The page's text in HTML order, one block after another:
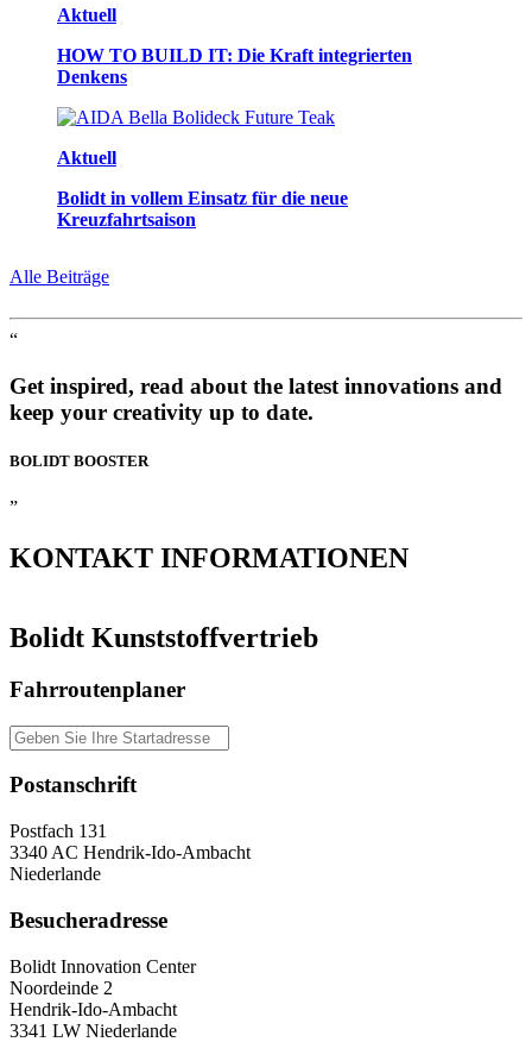
Aktuell
HOW TO BUILD IT: Die Kraft integrierten
Denkens
Aktuell
Bolidt in vollem Einsatz für die neue
Kreuzfahrtsaison
Alle Beiträge
“
Get inspired, read about the latest innovations and
keep your creativity up to date.
BOLIDT BOOSTER
”
KONTAKT INFORMATIONEN
Bolidt Kunststoffvertrieb
Fahrroutenplaner
Postanschrift
Postfach 131
3340 AC Hendrik-Ido-Ambacht
Niederlande
Besucheradresse
Bolidt Innovation Center
Noordeinde 2
Hendrik-Ido-Ambacht
3341 LW Niederlande